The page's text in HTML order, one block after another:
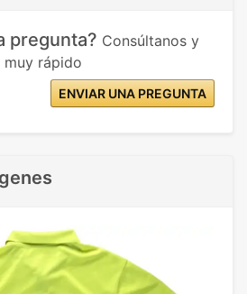
pregunta? Consúltanos y
rápido
ENVIAR UNA PREGUNTA